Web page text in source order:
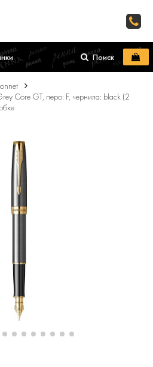
Поиск
Core GT, перо: F, чернила: black (2